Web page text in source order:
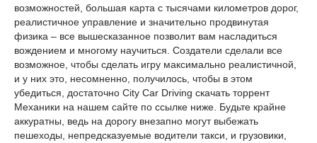
возможностей, большая карта с тысячами километров дорог,
реалистичное управление и значительно продвинутая
физика – все вышесказанное позволит вам насладиться
вождением и многому научиться. Создатели сделали все
возможное, чтобы сделать игру максимально реалистичной,
и у них это, несомненно, получилось, чтобы в этом
убедиться, достаточно City Car Driving скачать торрент
Механики на нашем сайте по ссылке ниже. Будьте крайне
аккуратны, ведь на дорогу внезапно могут выбежать
пешеходы, непредсказуемые водители такси, и грузовики,